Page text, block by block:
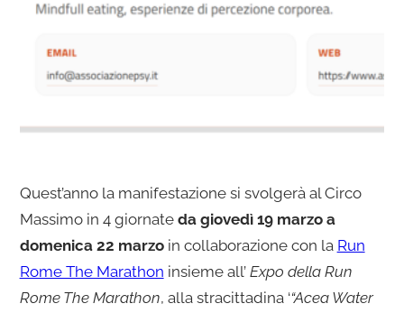
Quest’anno la manifestazione si svolgerà al Circo
Massimo in 4 giornateda giovedì 19 marzo a
domenica 22 marzo in collaborazione con la Run
Rome The Marathon insieme all’ Expo della Run
Rome The Marathon, alla stracittadina ‘“Acea Water